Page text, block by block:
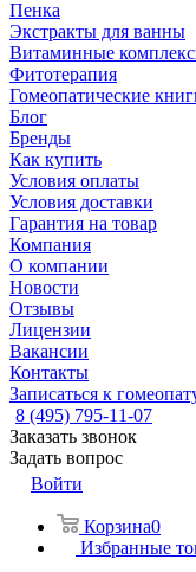
Пенка
Экстракты для ванны
Витаминные
Фитотерапия
Гомеопатические
Блог
Бренды
Как купить
Условия оплаты
Условия доставки
Гарантия на товар
Компания
О компании
Новости
Отзывы
Лицензии
Вакансии
Контакты
Записаться к
8 (495) 795-11-07
Заказать звонок
Задать вопрос
Войти
Корзина0
Избранные